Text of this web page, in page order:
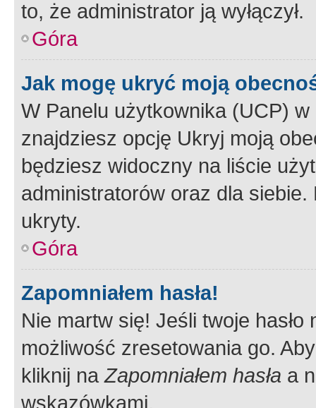
to, że administrator ją wyłączył.
Góra
Jak mogę ukryć moją
W Panelu użytkownika (UCP) w
znajdziesz opcję Ukryj moją
będziesz widoczny na liście
administratorów oraz dla
ukryty.
Góra
Zapomniałem hasła!
Nie martw się! Jeśli twoje
możliwość zresetowania go.
kliknij naZapomniałem hasła a
wskazówkami.